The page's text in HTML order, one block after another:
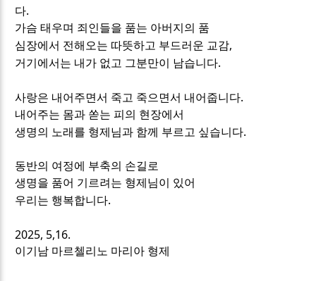
다.
가슴 태우며 죄인들을 품는 아버지의 품
심장에서 전해오는 따뜻하고 부드러운 교감,
거기에서는 내가 없고 그분만이 남습니다.
사랑은 내어주면서 죽고 죽으면서 내어줍니다.
내어주는 몸과 쏟는 피의 현장에서
생명의 노래를 형제님과 함께 부르고 싶습니다.
동반의 여정에 부축의 손길로
생명을 품어 기르려는 형제님이 있어
우리는 행복합니다.
2025, 5,16.
이기남 마르첼리노 마리아 형제